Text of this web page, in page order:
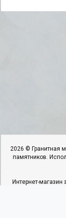
2026 © Гранитная
памятников.
Интернет-магазин